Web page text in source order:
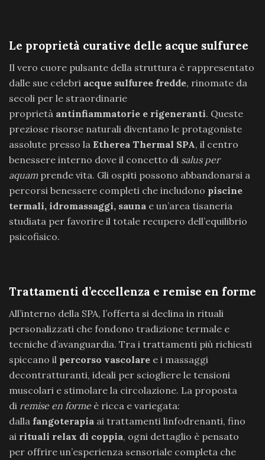
Le proprietà curative delle acque sulfuree
Il vero cuore pulsante della struttura è rappresentato
dalle sue celebri acque sulfuree fredde, rinomate da
secoli per le straordinarie
proprietà antinfiammatorie e rigeneranti. Queste
preziose risorse naturali diventano le protagoniste
assolute presso la Etherea Thermal SPA, il centro
benessere interno dove il concetto di salus per
aquamprende vita. Gli ospiti possono abbandonarsi a
percorsi benessere completi che includono piscine
termali, idromassaggi, sauna e un’area tisaneria
studiata per favorire il totale recupero dell’equilibrio
psicofisico.
Trattamenti d’eccellenza e remise en forme
All’interno della SPA, l’offerta si declina in rituali
personalizzati che fondono tradizione termale e
tecniche d’avanguardia. Tra i trattamenti più richiesti
spiccano il percorso vascolare e i massaggi
decontratturanti, ideali per sciogliere le tensioni
muscolari e stimolare la circolazione. La proposta
di remise en formeè ricca e variegata:
dalla fangoterapia ai trattamenti linfodrenanti, fino
ai rituali relax di coppia, ogni dettaglio è pensato
per offrire un’esperienza sensoriale completa che